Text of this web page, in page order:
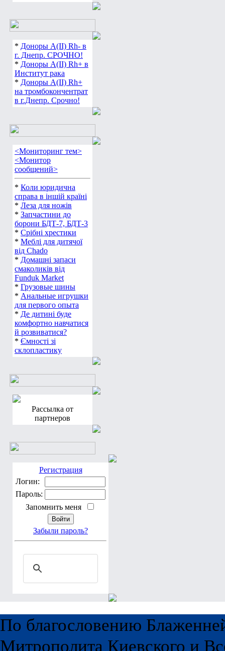
* Доноры А(ІІ) Rh- в
г. Днепр. СРОЧНО!
* Доноры А(ІІ) Rh+ в
Институт рака
* Доноры А(ІІ) Rh+
на тромбокончентрат
в г.Днепр. Срочно!
<Мониторинг тем>
<Монитор
сообщений>
* Коли юридична
справа в іншій країні
* Леза для ножів
* Запчастини до
борони БДТ-7, БДТ-3
* Срібні хрестики
* Меблі для дитячої
від Chado
* Домашні запаси
смаколиків від
Funduk Market
* Грузовые шины
* Анальные игрушки
для первого опыта
* Де дитині буде
комфортно навчатися
й розвиватися?
* Ємності зі
склопластику
Рассылка от
партнеров
Регистрация
Логин:
Пароль:
Запомнить меня
Забыли пароль?
По благословению
Митрополита Киевского и